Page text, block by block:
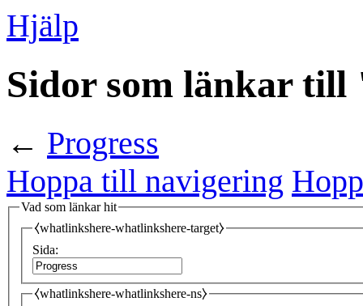
Hjälp
Sidor som länkar till
← Progress
Hoppa till navigering
Vad som länkar hit
⧼whatlinkshere-whatlinkshere-target⧽
Sida:
⧼whatlinkshere-whatlinkshere-ns⧽